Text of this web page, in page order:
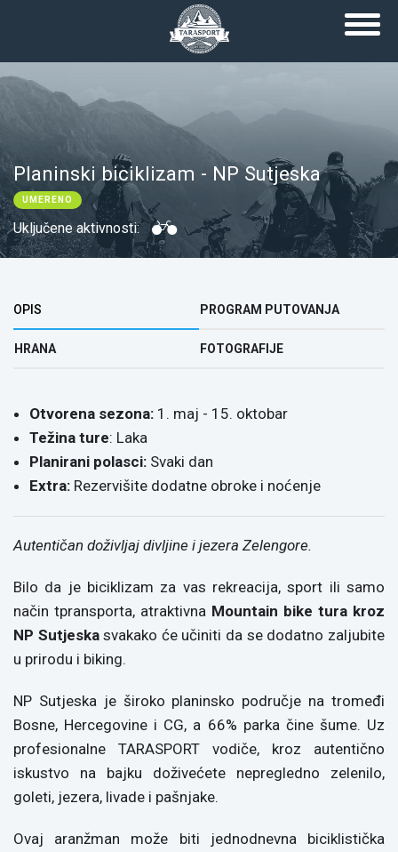
Planinski biciklizam - NP Sutjeska
UMERENO
Uključene aktivnosti:
Top group
OPIS PROGRAM PUTOVANJA
HRANA FOTOGRAFIJE
Otvorena sezona:1. maj - 15. oktobar
Težina ture: Laka
Planirani polasci:Svaki dan
Extra: Rezervišite dodatne obroke i noćenje
Autentičan doživljaj divljine i jezera Zelengore.
Bilo da je biciklizam za vas rekreacija, sport ili samo
način tpransporta, atraktivna Mountain bike tura kroz
NP Sutjeska svakako će učiniti da se dodatno zaljubite
u prirodu i biking.
NP Sutjeska je široko planinsko područje na tromeđi
Bosne, Hercegovine i CG, a 66% parka čine šume. Uz
profesionalne TARASPORT vodiče, kroz autentično
iskustvo na bajku doživećete nepregledno zelenilo,
goleti, jezera, livade i pašnjake.
Ovaj aranžman može biti jednodnevna biciklistička